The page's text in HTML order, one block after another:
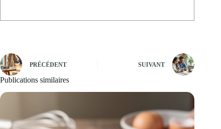
PRÉCÉDENT SUIVANT
Publications similaires